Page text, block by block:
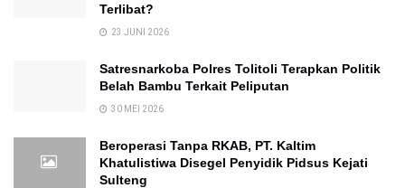
Terlibat?
23 JUNI 2026
Satresnarkoba Polres Tolitoli Terapkan Politik
Belah Bambu Terkait Peliputan
30 MEI 2026
Beroperasi Tanpa RKAB, PT. Kaltim
Khatulistiwa Disegel Penyidik Pidsus Kejati
Sulteng